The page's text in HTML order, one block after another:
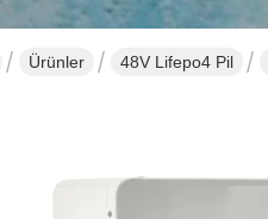
Ürünler 48V Lifepo4 Pil